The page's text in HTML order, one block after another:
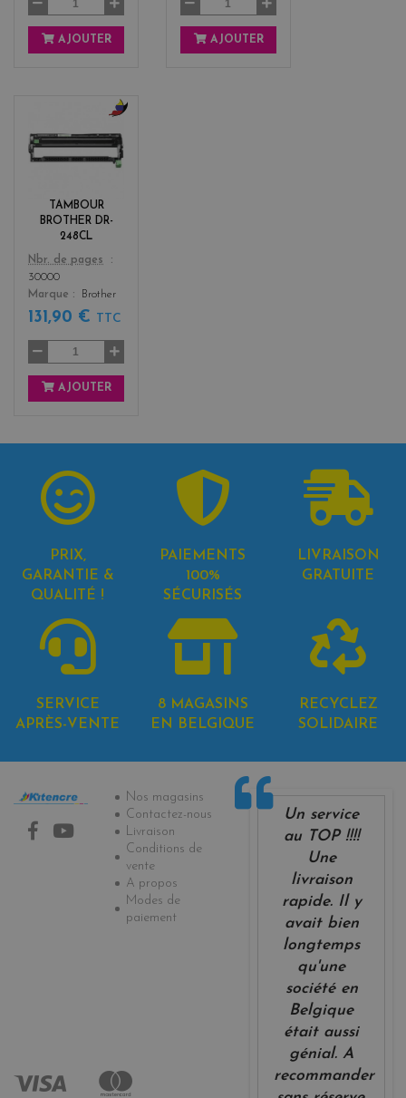
AJOUTER AJOUTER
TAMBOUR
BROTHER DR-
248CL
Color
l
a
+
Nbr. de pages
30000
Marque
Brother
131,90 € TTC
AJOUTER
PRIX,
GARANTIE &
QUALITÉ !
PAIEMENTS
100%
SÉCURISÉS
LIVRAISON
GRATUITE
SERVICE
APRÈS-VENTE
8 MAGASINS
EN BELGIQUE
RECYCLEZ
SOLIDAIRE
Informations
Nos magasins
Contactez-nous
Livraison
Conditions de
vente
A propos
Modes de
paiement
Un service
au TOP !!!!
Une
livraison
rapide. Il y
avait bien
longtemps
qu'une
société en
Belgique
était aussi
génial. A
recommander